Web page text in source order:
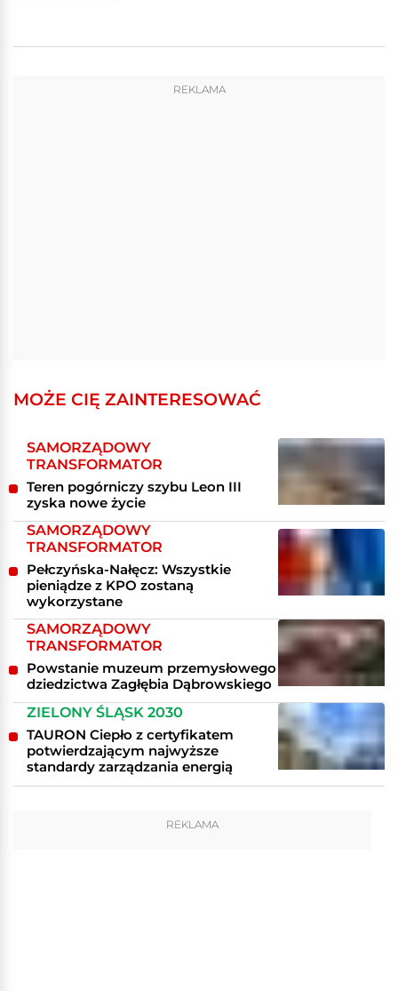
REKLAMA
MOŻE CIĘ ZAINTERESOWAĆ
SAMORZĄDOWY
TRANSFORMATOR
Teren pogórniczy szybu Leon III
zyska nowe życie
SAMORZĄDOWY
TRANSFORMATOR
Pełczyńska-Nałęcz: Wszystkie
pieniądze z KPO zostaną
wykorzystane
SAMORZĄDOWY
TRANSFORMATOR
Powstanie muzeum przemysłowego
dziedzictwa Zagłębia Dąbrowskiego
ZIELONY ŚLĄSK 2030
TAURON Ciepło z certyfikatem
potwierdzającym najwyższe
standardy zarządzania energią
REKLAMA